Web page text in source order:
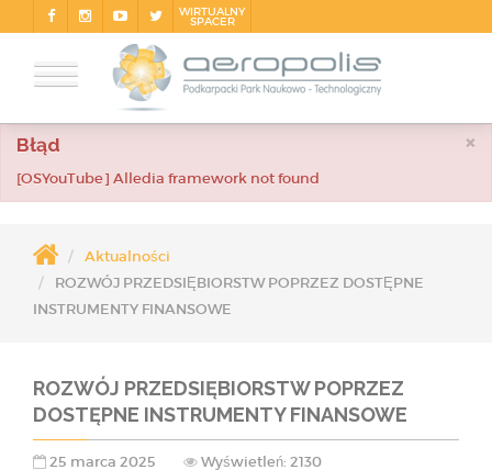
WIRTUALNY
SPACER
×
Błąd
[OSYouTube] Alledia framework not found
Aktualności
ROZWÓJ PRZEDSIĘBIORSTW POPRZEZ DOSTĘPNE
INSTRUMENTY FINANSOWE
ROZWÓJ PRZEDSIĘBIORSTW POPRZEZ
DOSTĘPNE INSTRUMENTY FINANSOWE
25 marca 2025 Wyświetleń: 2130